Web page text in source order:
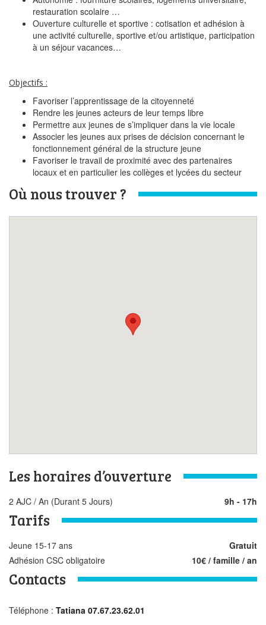
restauration scolaire …
Ouverture culturelle et sportive : cotisation et adhésion à
une activité culturelle, sportive et/ou artistique, participation
à un séjour vacances…
Objectifs :
Favoriser l’apprentissage de la citoyenneté
Rendre les jeunes acteurs de leur temps libre
Permettre aux jeunes de s’impliquer dans la vie locale
Associer les jeunes aux prises de décision concernant le
fonctionnement général de la structure jeune
Favoriser le travail de proximité avec des partenaires
locaux et en particulier les collèges et lycées du secteur
Où nous trouver ?
Les horaires d’ouverture
2 AJC / An (durant 5 Jours) 9h - 17h
Tarifs
Jeune 15-17 ans
Gratuit
Adhésion CSC obligatoire
10€ / famille / an
Contacts
Téléphone : Tatiana 07.67.23.62.01